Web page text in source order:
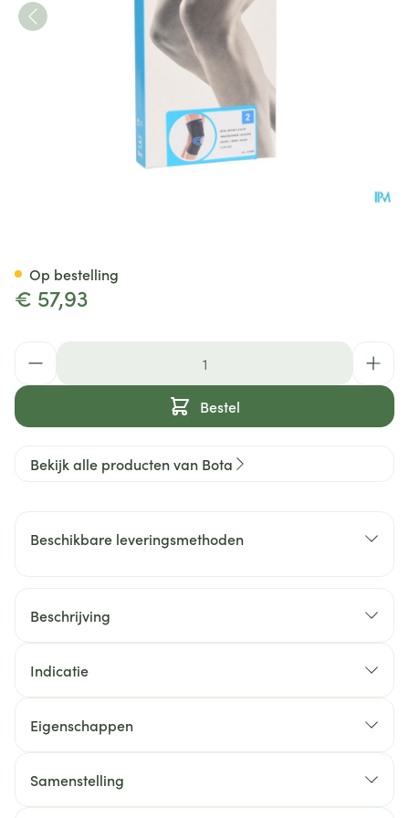
€ 57,93
Bestel
Op bestelling
Bekijk alle producten van Bota
Beschikbare leveringsmethoden
Beschrijving
Indicatie
Eigenschappen
Samenstelling